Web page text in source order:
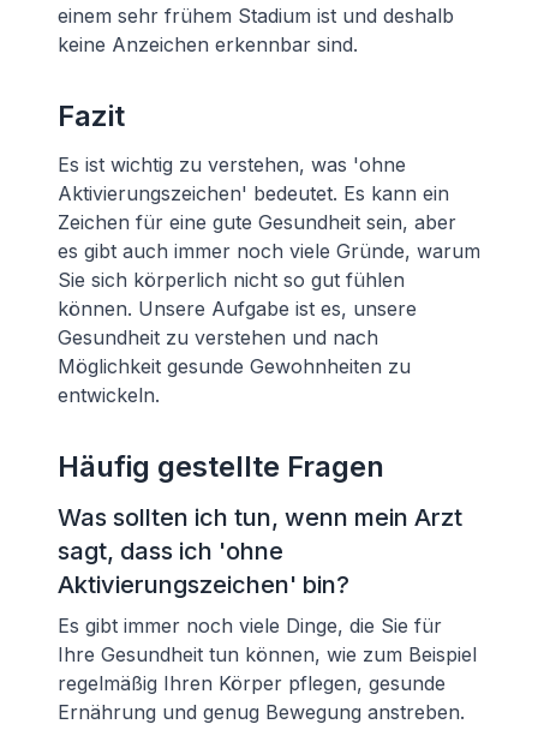
einem sehr frühem Stadium ist und deshalb
keine Anzeichen erkennbar sind.
Fazit
Es ist wichtig zu verstehen, was 'ohne
Aktivierungszeichen' bedeutet. Es kann ein
Zeichen für eine gute Gesundheit sein, aber
es gibt auch immer noch viele Gründe, warum
Sie sich körperlich nicht so gut fühlen
können. Unsere Aufgabe ist es, unsere
Gesundheit zu verstehen und nach
Möglichkeit gesunde Gewohnheiten zu
entwickeln.
Häufig gestellte Fragen
Was sollten ich tun, wenn mein Arzt
sagt, dass ich 'ohne
Aktivierungszeichen' bin?
Es gibt immer noch viele Dinge, die Sie für
Ihre Gesundheit tun können, wie zum Beispiel
regelmäßig Ihren Körper pflegen, gesunde
Ernährung und genug Bewegung anstreben.